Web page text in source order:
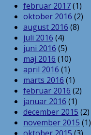
februar 2017(1)
oktober 2016 (2)
august 2016 (8)
juli 2016 (4)
juni 2016 (5)
maj 2016 (10)
april 2016 (1)
marts 2016 (1)
februar 2016 (2)
januar 2016 (1)
december 2015 (2)
november 2015 (1)